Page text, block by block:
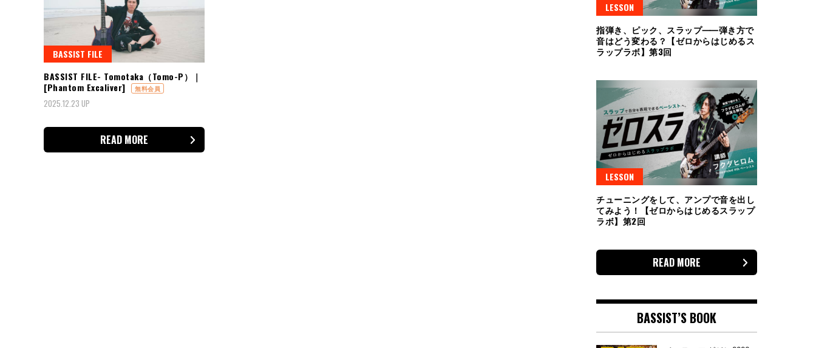
BASSIST FILE
BASSIST FILE- Tomotaka（Tomo-P）｜
[Phantom Excaliver]
無料会員
2025.12.23 UP
READ MORE
LESSON
指弾き、ピック、スラップ⸺弾き方で
音はどう変わる？【ゼロからはじめるス
ラップラボ】第3回
LESSON
チューニングをして、アンプで音を出し
てみよう！【ゼロからはじめるスラップ
ラボ】第2回
READ MORE
BASSIST’S BOOK